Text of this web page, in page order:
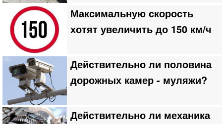
Максимальную скорость
хотят увеличить до 150 км/ч
Действительно ли половина
дорожных камер - муляжи?
Действительно ли механика